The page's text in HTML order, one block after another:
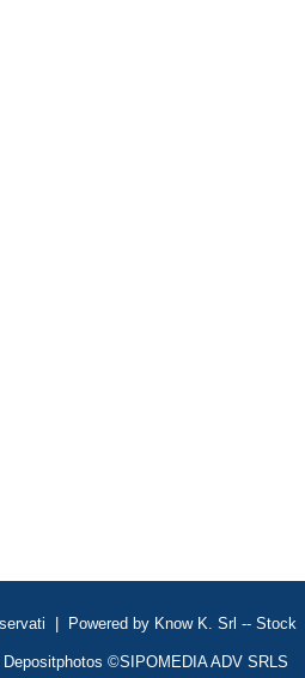
| Powered by Know K. Srl -- Stock
Depositphotos ©SIPOMEDIA ADV SRLS